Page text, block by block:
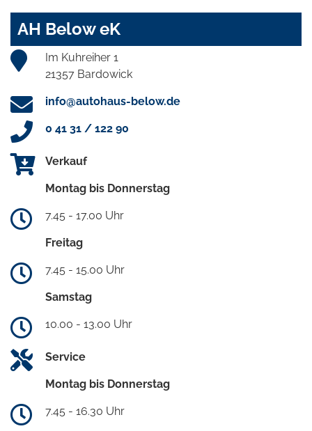
AH Below eK
Im Kuhreiher 1
21357 Bardowick
info@autohaus-below.de
0 41 31 / 122 90
Verkauf
Montag bis Donnerstag
7.45 - 17.00 Uhr
Freitag
7.45 - 15.00 Uhr
Samstag
10.00 - 13.00 Uhr
Service
Montag bis Donnerstag
7.45 - 16.30 Uhr